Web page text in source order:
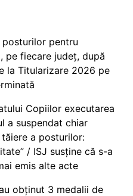
pentru
pe fiecare județ, după
la Titularizare 2026 pe
Copiilor executarea
a suspendat chiar
a posturilor:
/ ISJ susține că s-a
emis alte acte
obținut 3 medalii de